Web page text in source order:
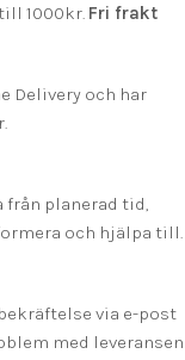
1000kr. Fri frakt
Delivery och har
från planerad tid,
och hjälpa till.
via e-post
med leveransen